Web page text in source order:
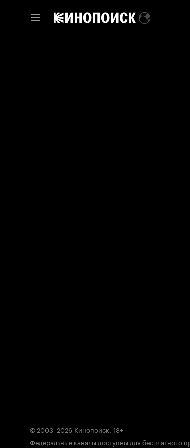
© 2003–2026 Кинопоиск. 18+
Федеральные каналы доступны для бесплатного